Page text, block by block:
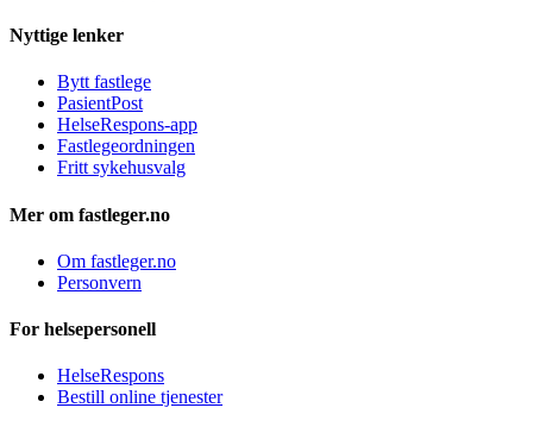
Nyttige lenker
Bytt fastlege
PasientPost
HelseRespons-app
Fastlegeordningen
Fritt sykehusvalg
Mer om fastleger.no
Om fastleger.no
Personvern
For helsepersonell
HelseRespons
Bestill online tjenester